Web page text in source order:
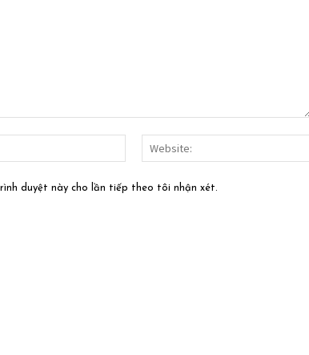
Email:*
duyệt này cho lần tiếp theo tôi nhận xét.